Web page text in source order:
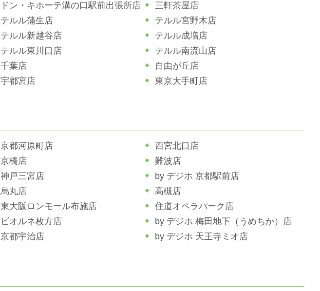
ドン・キホーテ溝の口駅前出張所店
三軒茶屋店
テルル蒲生店
テルル宮野木店
テルル新越谷店
テルル成増店
テルル東川口店
テルル南流山店
千葉店
自由が丘店
宇都宮店 東京大手町店
京都河原町店
西宮北口店
京橋店
難波店
神戸三宮店
by デジホ 京都駅前店
烏丸店
高槻店
東大阪ロンモール布施店
住道オペラパーク店
ビオルネ枚方店
by デジホ 梅田地下（うめちか）店
京都宇治店 by デジホ 天王寺ミオ店